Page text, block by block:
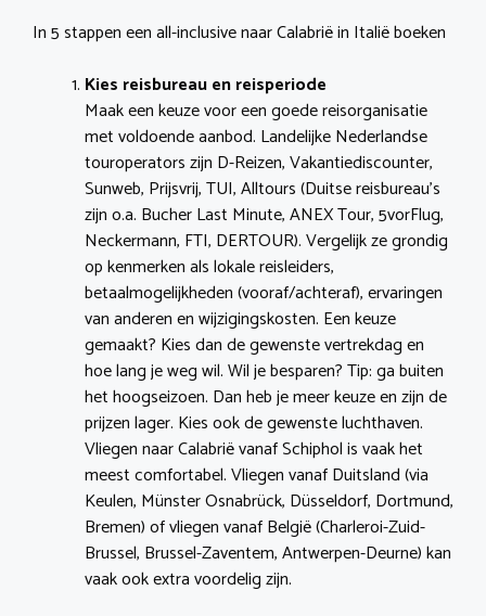
In 5 stappen een all-inclusive naar Calabrië in Italië boeken
Kies reisbureau en reisperiode
Maak een keuze voor een goede reisorganisatie
met voldoende aanbod. Landelijke Nederlandse
touroperators zijn D-Reizen, Vakantiediscounter,
Sunweb, Prijsvrij, TUI, Alltours (Duitse reisbureau’s
zijn o.a. Bucher Last Minute, ANEX Tour, 5vorFlug,
Neckermann, FTI, DERTOUR). Vergelijk ze grondig
op kenmerken als lokale reisleiders,
betaalmogelijkheden (vooraf/achteraf), ervaringen
van anderen en wijzigingskosten. Een keuze
gemaakt? Kies dan de gewenste vertrekdag en
hoe lang je weg wil. Wil je besparen? Tip: ga buiten
het hoogseizoen. Dan heb je meer keuze en zijn de
prijzen lager. Kies ook de gewenste luchthaven.
Vliegen naar Calabrië vanaf Schiphol is vaak het
meest comfortabel. Vliegen vanaf Duitsland (via
Keulen, Münster Osnabrück, Düsseldorf, Dortmund,
Bremen) of vliegen vanaf België (Charleroi-Zuid-
Brussel, Brussel-Zaventem, Antwerpen-Deurne) kan
vaak ook extra voordelig zijn.